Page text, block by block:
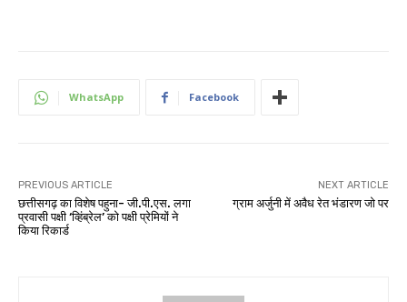
WhatsApp Facebook
PREVIOUS ARTICLE
छत्तीसगढ़ का विशेष पहुना- जी.पी.एस. लगा
प्रवासी पक्षी ‘व्हिंब्रेल’ को पक्षी प्रेमियों ने
किया रिकार्ड
NEXT ARTICLE
ग्राम अर्जुनी में अवैध रेत भंडारण जो पर